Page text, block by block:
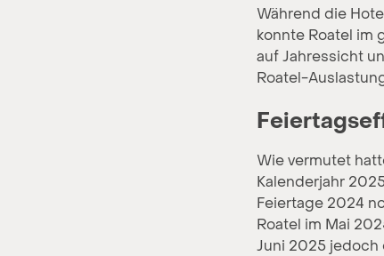
Während die
konnte Roatel im
auf Jahressicht
Roatel-
Wie vermutet
Kalenderjahr
Feiertage 2024
Roatel im Mai
Juni 2025 jedoch